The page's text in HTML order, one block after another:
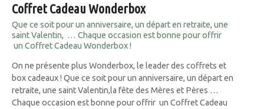
Coffret Cadeau Wonderbox
Que ce soit pour un anniversaire, un départ en retraite, une
saint Valentin, … Chaque occasion est bonne pour offrir
un Coffret Cadeau Wonderbox !
On ne présente plus Wonderbox, le leader des coffrets et
box cadeaux ! Que ce soit pour un anniversaire, un départ en
retraite, une saint Valentin,la fête des Mères et Pères …
Chaque occasion est bonne pour offrir un Coffret Cadeau